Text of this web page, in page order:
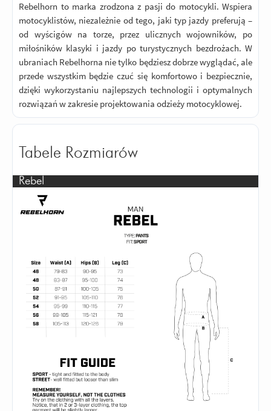
Rebelhorn to marka zrodzona z pasji do motocykli. Wspiera
motocyklistów, niezależnie od tego, jaki typ jazdy preferują –
od wyścigów na torze, przez ulicznych wojowników, po
miłośników klasyki i jazdy po turystycznych bezdrożach. W
ubraniach Rebelhorna nie tylko będziesz dobrze wyglądać, ale
przede wszystkim będzie czuć się komfortowo i bezpiecznie,
dzięki wykorzystaniu najlepszych technologii i optymalnych
rozwiązań w zakresie projektowania odzieży motocyklowej.
Tabele Rozmiarów
Rebel